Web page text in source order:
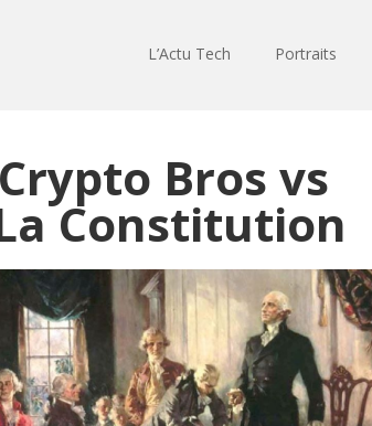
L’Actu Tech Portraits
Bros vs
Constitution